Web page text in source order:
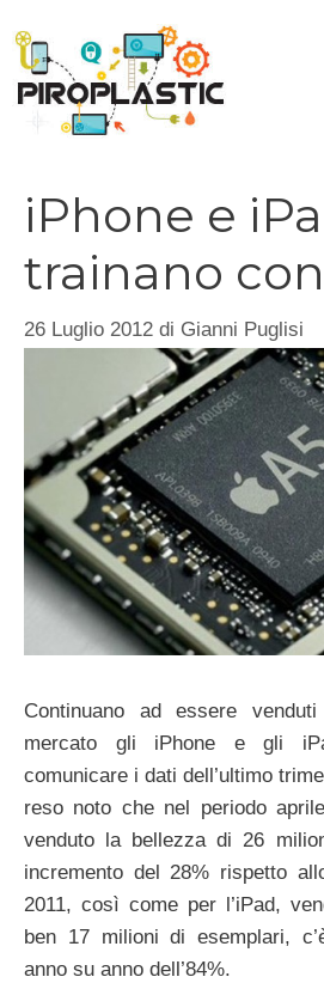
contenuto
iPhone e
trainano
26 Luglio 2012 di Gianni Puglisi
Continuano ad essere
mercato gli iPhone e gli
comunicare i dati dell’ultimo
reso noto che nel periodo
venduto la bellezza di 26
incremento del 28% rispetto
2011, così come per l’iPad,
ben 17 milioni di esemplari,
anno su anno dell’84%.